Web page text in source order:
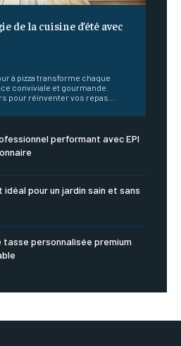
de la cuisine d’été avec
à pizza transforme chaque
conviviale et gourmande.
pour réinventer vos repas...
performant avec EPI
pour un jardin sain et sans
personnalisée premium